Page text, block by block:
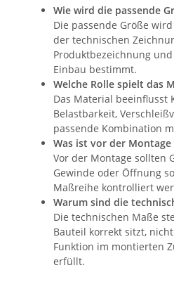
Wie wird die passende
Die passende Größe
der technischen
Produktbezeichnung
Einbau bestimmt.
Welche Rolle spielt das
Das Material beeinflusst
Belastbarkeit,
passende Kombination
Was ist vor der Montage
Vor der Montage sollten
Gewinde oder Öffnung
Maßreihe kontrolliert
Warum sind die
Die technischen Maße
Bauteil korrekt sitzt,
Funktion im montierten
erfüllt.